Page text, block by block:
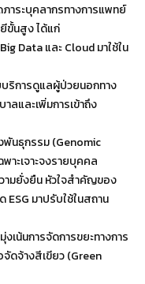
าระบุคลากรทางการแพทย์
ยีขั้นสูง ได้แก่
Data และ Cloud มาใช้ใน
บริการดูแลผู้ป่วยนอกทาง
ลและเพิ่มการเข้าถึง
พันธุกรรม (Genomic
าะเจาะจงรายบุคคล
ามยั่งยืน หัวใจสำคัญของ
มาปรับใช้ในสถาน
เน้นการจัดการขยะทางการ
ดจ้างสีเขียว (Green